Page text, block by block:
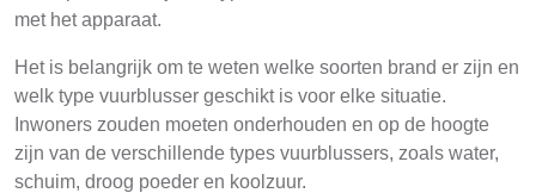
met het apparaat.
Het is belangrijk om te weten welke soorten brand er zijn en
welk type vuurblusser geschikt is voor elke situatie.
Inwoners zouden moeten onderhouden en op de hoogte
zijn van de verschillende types vuurblussers, zoals water,
schuim, droog poeder en koolzuur.